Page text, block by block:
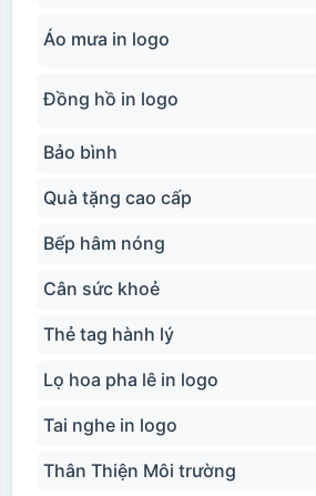
Áo mưa in logo
Đồng hồ in logo
Bảo bình
Quà tặng cao cấp
Bếp hâm nóng
Cân sức khoẻ
Thẻ tag hành lý
Lọ hoa pha lê in logo
Tai nghe in logo
Thân Thiện Môi trường